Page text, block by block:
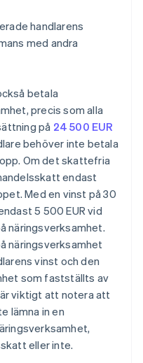
handlarens
med andra
betala
precis som alla
på 24 500 EUR
behöver inte betala
Om det skattefria
endast
Med en vinst på 30
5 500 EUR vid
näringsverksamhet.
näringsverksamhet
vinst och den
som fastställts av
viktigt att notera att
lämna in en
eller inte.